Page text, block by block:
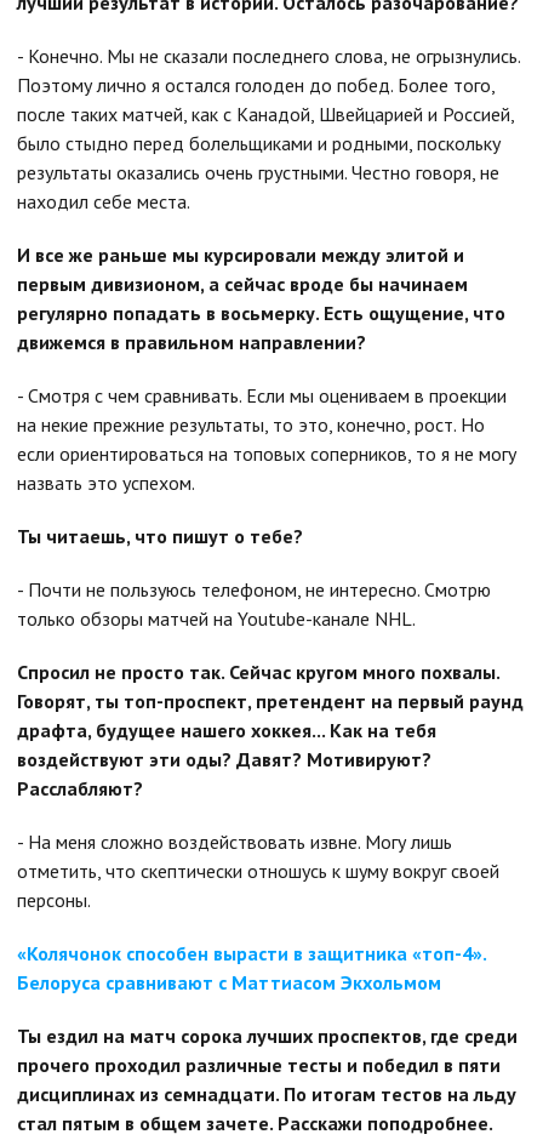
- Конечно. Мы не сказали последнего слова, не огрызнулись.
Поэтому лично я остался голоден до побед. Более того,
после таких матчей, как с Канадой, Швейцарией и Россией,
было стыдно перед болельщиками и родными, поскольку
результаты оказались очень грустными. Честно говоря, не
находил себе места.
И все же раньше мы курсировали между элитой и
первым дивизионом, а сейчас вроде бы начинаем
регулярно попадать в восьмерку. Есть ощущение, что
движемся в правильном направлении?
- Смотря с чем сравнивать. Если мы оцениваем в проекции
на некие прежние результаты, то это, конечно, рост. Но
если ориентироваться на топовых соперников, то я не могу
назвать это успехом.
Ты читаешь, что пишут о тебе?
- Почти не пользуюсь телефоном, не интересно. Смотрю
только обзоры матчей на Youtube-канале NHL.
Спросил не просто так. Сейчас кругом много похвалы.
Говорят, ты топ-проспект, претендент на первый раунд
драфта, будущее нашего хоккея... Как на тебя
воздействуют эти оды? Давят? Мотивируют?
Расслабляют?
- На меня сложно воздействовать извне. Могу лишь
отметить, что скептически отношусь к шуму вокруг своей
персоны.
«Колячонок способен вырасти в защитника «топ-4».
Белоруса сравнивают с Маттиасом Экхольмом
Ты ездил на матч сорока лучших проспектов, где среди
прочего проходил различные тесты и победил в пяти
дисциплинах из семнадцати. По итогам тестов на льду
стал пятым в общем зачете. Расскажи поподробнее.